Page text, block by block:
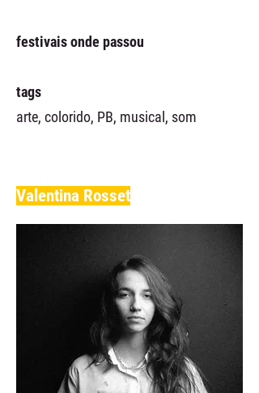
festivais onde passou
tags
arte, colorido, PB, musical, som
Valentina Rosset